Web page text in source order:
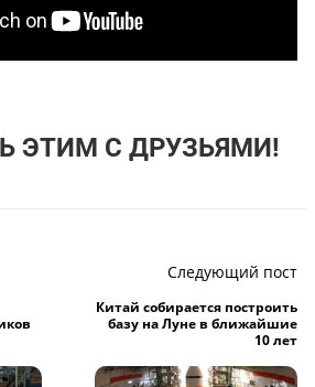
ЭТИМ С ДРУЗЬЯМИ!
Следующий пост
Китай собирается построить
базу на Луне в ближайшие
10 лет